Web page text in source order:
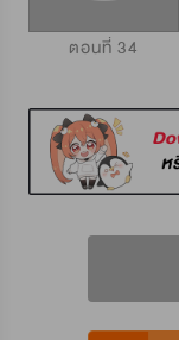
ตอนที่ 34